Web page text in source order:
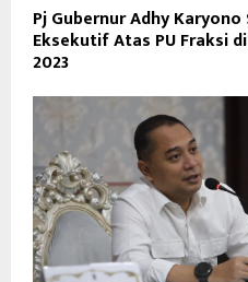
Pj Gubernur Adhy
Eksekutif Atas PU Fraksi
2023